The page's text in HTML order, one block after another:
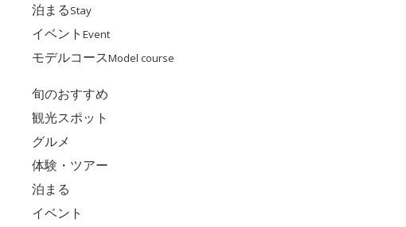
泊まるStay
イベント Event
モデルコースModel course
旬のおすすめ
観光スポット
グルメ
体験・ツアー
泊まる
イベント